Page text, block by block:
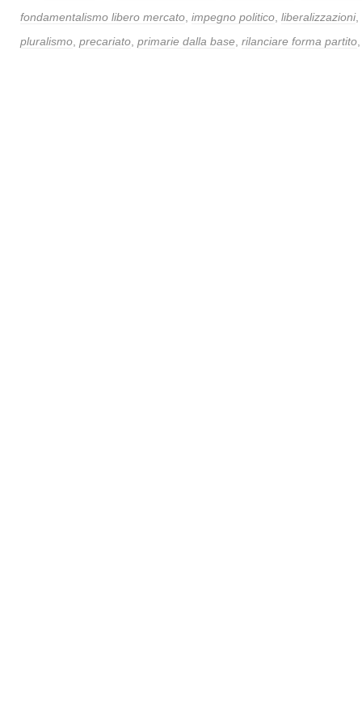
fondamentalismo libero mercato impegno politico liberalizzazioni,
pluralismo precariato primarie dalla base rilanciare forma partito